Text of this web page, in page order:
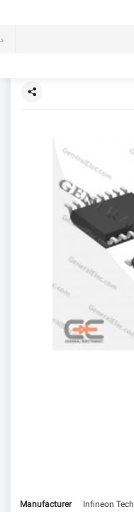
Manufacturer
Infineon